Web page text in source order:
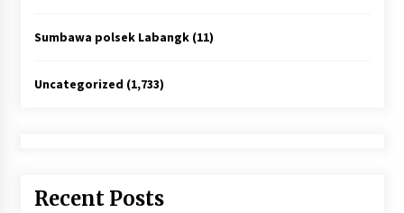
Sumbawa polsek Labangk(11)
Uncategorized (1,733)
Recent Posts